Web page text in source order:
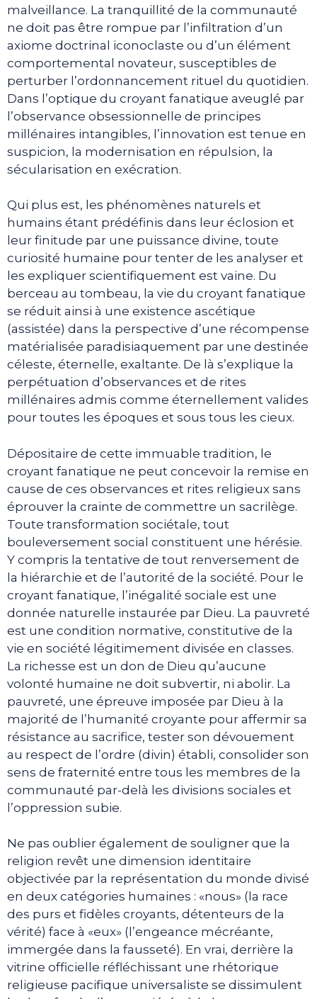
malveillance. La tranquillité de la communauté
ne doit pas être rompue par l’infiltration d’un
axiome doctrinal iconoclaste ou d’un élément
comportemental novateur, susceptibles de
perturber l’ordonnancement rituel du quotidien.
Dans l’optique du croyant fanatique aveuglé par
l’observance obsessionnelle de principes
millénaires intangibles, l’innovation est tenue en
suspicion, la modernisation en répulsion, la
sécularisation en exécration.
Qui plus est, les phénomènes naturels et
humains étant prédéfinis dans leur éclosion et
leur finitude par une puissance divine, toute
curiosité humaine pour tenter de les analyser et
les expliquer scientifiquement est vaine. Du
berceau au tombeau, la vie du croyant fanatique
se réduit ainsi à une existence ascétique
(assistée) dans la perspective d’une récompense
matérialisée paradisiaquement par une destinée
céleste, éternelle, exaltante. De là s’explique la
perpétuation d’observances et de rites
millénaires admis comme éternellement valides
pour toutes les époques et sous tous les cieux.
Dépositaire de cette immuable tradition, le
croyant fanatique ne peut concevoir la remise en
cause de ces observances et rites religieux sans
éprouver la crainte de commettre un sacrilège.
Toute transformation sociétale, tout
bouleversement social constituent une hérésie.
Y compris la tentative de tout renversement de
la hiérarchie et de l’autorité de la société. Pour le
croyant fanatique, l’inégalité sociale est une
donnée naturelle instaurée par Dieu. La pauvreté
est une condition normative, constitutive de la
vie en société légitimement divisée en classes.
La richesse est un don de Dieu qu’aucune
volonté humaine ne doit subvertir, ni abolir. La
pauvreté, une épreuve imposée par Dieu à la
majorité de l’humanité croyante pour affermir sa
résistance au sacrifice, tester son dévouement
au respect de l’ordre (divin) établi, consolider son
sens de fraternité entre tous les membres de la
communauté par-delà les divisions sociales et
l’oppression subie.
Ne pas oublier également de souligner que la
religion revêt une dimension identitaire
objectivée par la représentation du monde divisé
en deux catégories humaines : «nous» (la race
des purs et fidèles croyants, détenteurs de la
vérité) face à «eux» (l’engeance mécréante,
immergée dans la fausseté). En vrai, derrière la
vitrine officielle réfléchissant une rhétorique
religieuse pacifique universaliste se dissimulent